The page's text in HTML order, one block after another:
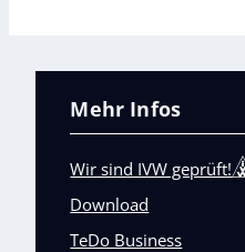
Mehr Infos
Wir sind IVW geprüft!
Download
TeDo Business